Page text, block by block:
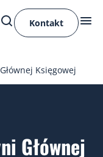
Kontakt
Księgowej
Głównej